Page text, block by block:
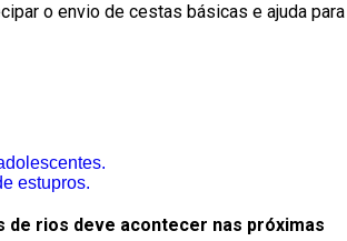
o envio de cestas básicas e ajuda para
estupros.
de rios deve acontecer nas próximas